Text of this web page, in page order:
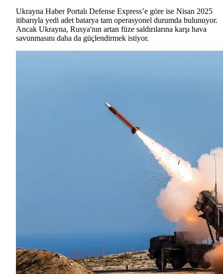
Ukrayna Haber Portalı Defense Express’e göre ise Nisan 2025
itibarıyla yedi adet batarya tam operasyonel durumda bulunuyor.
Ancak Ukrayna, Rusya'nın artan füze saldırılarına karşı hava
savunmasını daha da güçlendirmek istiyor.